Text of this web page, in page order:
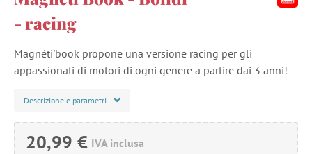
- racing
Magnéti'book propone una versione racing per gli
appassionati di motori di ogni genere a partire dai 3 anni!
Descrizione e parametri
20,99 € IVA inclusa